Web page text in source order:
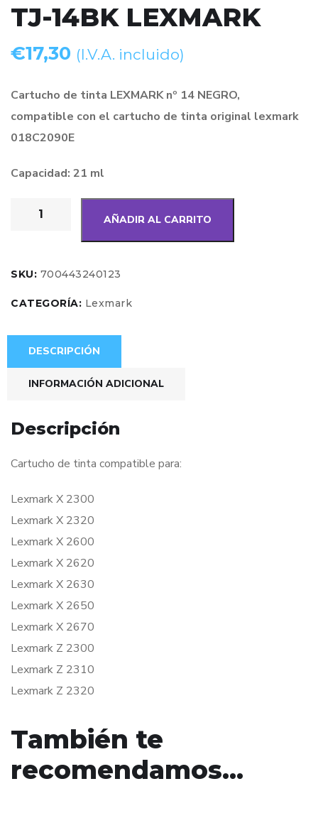
TJ-14BK LEXMARK
€17,30 (I.V.A. incluido)
Cartucho de tinta LEXMARK nº 14 NEGRO,
compatible con el cartucho de tinta original lexmark
018C2090E
Capacidad: 21 ml
AÑADIR AL CARRITO
SKU: 700443240123
CATEGORÍA: Lexmark
DESCRIPCIÓN
INFORMACIÓN ADICIONAL
Descripción
Cartucho de tinta compatible para:
Lexmark X 2300
Lexmark X 2320
Lexmark X 2600
Lexmark X 2620
Lexmark X 2630
Lexmark X 2650
Lexmark X 2670
Lexmark Z 2300
Lexmark Z 2310
Lexmark Z 2320
También te
recomendamos…